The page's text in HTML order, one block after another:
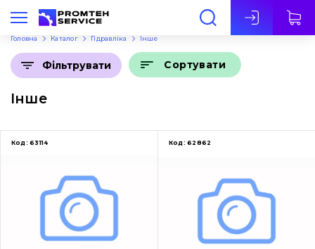
Укр
Головна Каталог Гідравліка Інше
Інше
Фільтрувати Сортувати
Код: 63114 Код: 62862